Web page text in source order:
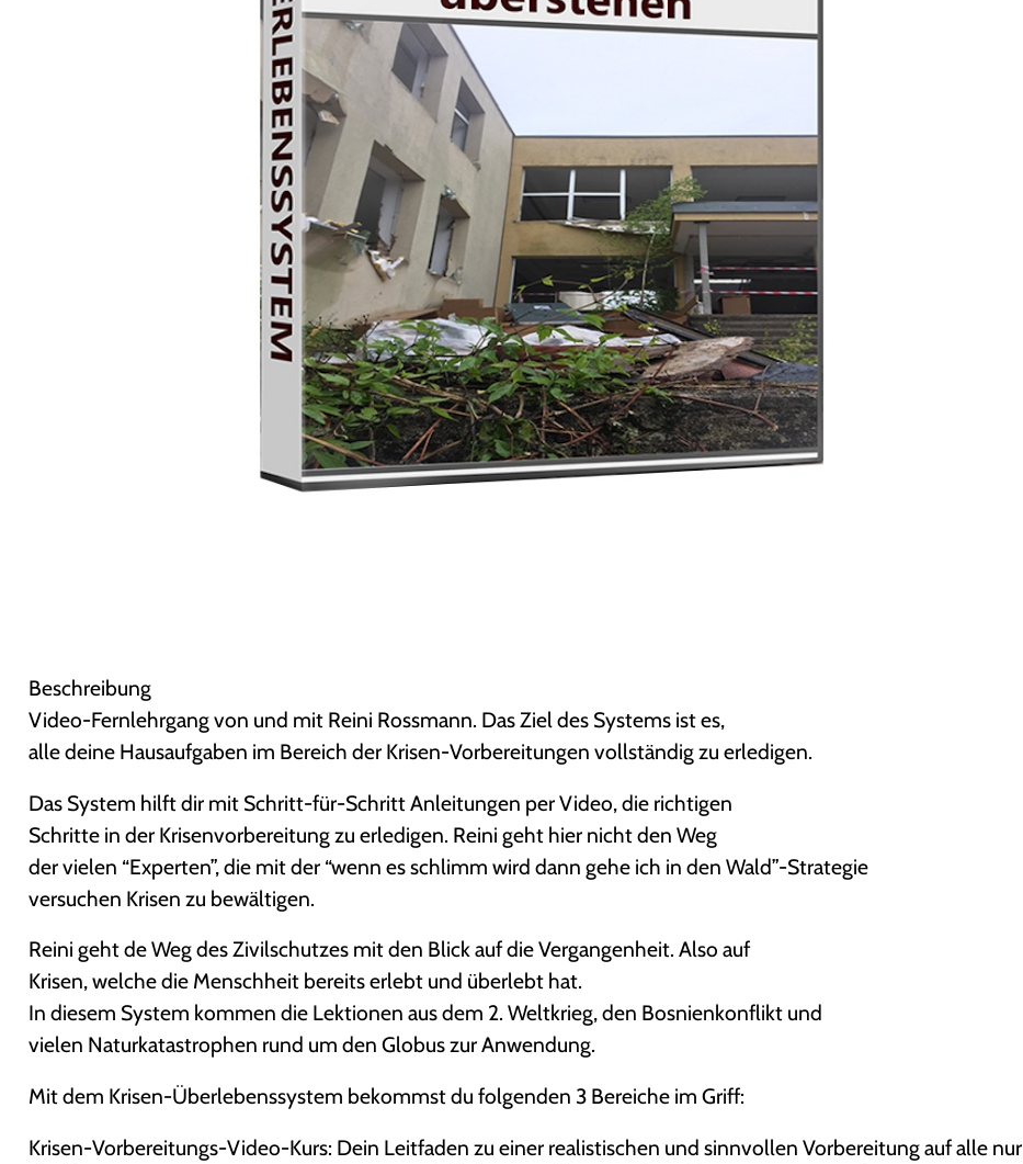
Beschreibung
Video-Fernlehrgang von und mit Reini Rossmann. Das Ziel des Systems ist es,
alle deine Hausaufgaben im Bereich der Krisen-Vorbereitungen vollständig zu erledigen.
Das System hilft dir mit Schritt-für-Schritt Anleitungen per Video, die richtigen
Schritte in der Krisenvorbereitung zu erledigen. Reini geht hier nicht den Weg
der vielen “Experten”, die mit der “wenn es schlimm wird dann gehe ich in den Wald”-Strategie
versuchen Krisen zu bewältigen.
Reini geht de Weg des Zivilschutzes mit den Blick auf die Vergangenheit. Also auf
Krisen, welche die Menschheit bereits erlebt und überlebt hat.
In diesem System kommen die Lektionen aus dem 2. Weltkrieg, den Bosnienkonflikt und
vielen Naturkatastrophen rund um den Globus zur Anwendung.
Mit dem Krisen-Überlebenssystem bekommst du folgenden 3 Bereiche im Griff:
Krisen-Vorbereitungs-Video-Kurs: Dein Leitfaden zu einer realistischen und sinnvollen Vorbereitung auf alle nur